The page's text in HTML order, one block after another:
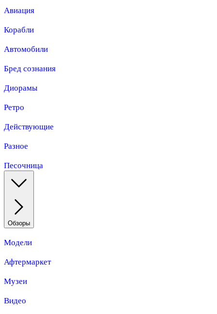
Авиация
Корабли
Автомобили
Бред сознания
Диорамы
Ретро
Действующие
Разное
Песочница
Обзоры
Модели
Афтермаркет
Музеи
Видео